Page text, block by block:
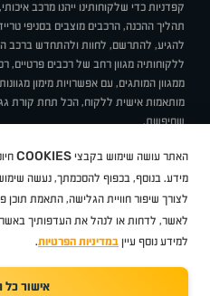
קפדניות כדי שלקוחותינו ייהנו מרכב
תהליך ההכנה, הרכבים מוצבים בסניפי
להגיע, להתרשם, לחוות ולהתחדש ברכב
ללקוחותיה מגוון רחב של רכבים פרטיים,
ממגוון המותגים, עם אפשרויות מימון
מותאמות אישית ללקוח, הכל תחת קורת גג
שחיפשת.
תקנוןBUY BACKמבצעיםמגזין טרייד
ניהול העדפות
סיטרואן אופלפיג'וMG
Geelyמזדהבי ווי דיצ'רי
ב מ וולקסוסאאודיסקודהיונדאירנושברולט
האתר עושה שימוש בקבצי COOKIES
מידע. בנוסף, בכפוף להסכמתך, נעשה
לצורך שיפור חוויית הגלישה, התאמת תוכן
לאשר, לדחות או לנהל את העדפותיך
למידע נוסף עיין במדיניות הפרטיות.
אישור כל